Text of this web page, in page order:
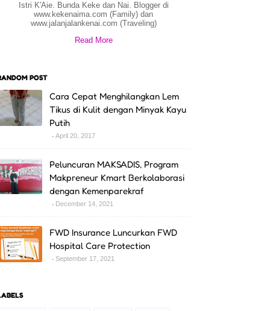
Istri K'Aie. Bunda Keke dan Nai. Blogger di
www.kekenaima.com (Family) dan
www.jalanjalankenai.com (Traveling)
Read More
POST
Cara Cepat Menghilangkan Lem
Tikus di Kulit dengan Minyak Kayu
Putih
April 20, 2017
Peluncuran MAKSADIS, Program
Makpreneur Kmart Berkolaborasi
dengan Kemenparekraf
December 14, 2021
FWD Insurance Luncurkan FWD
Hospital Care Protection
September 17, 2021